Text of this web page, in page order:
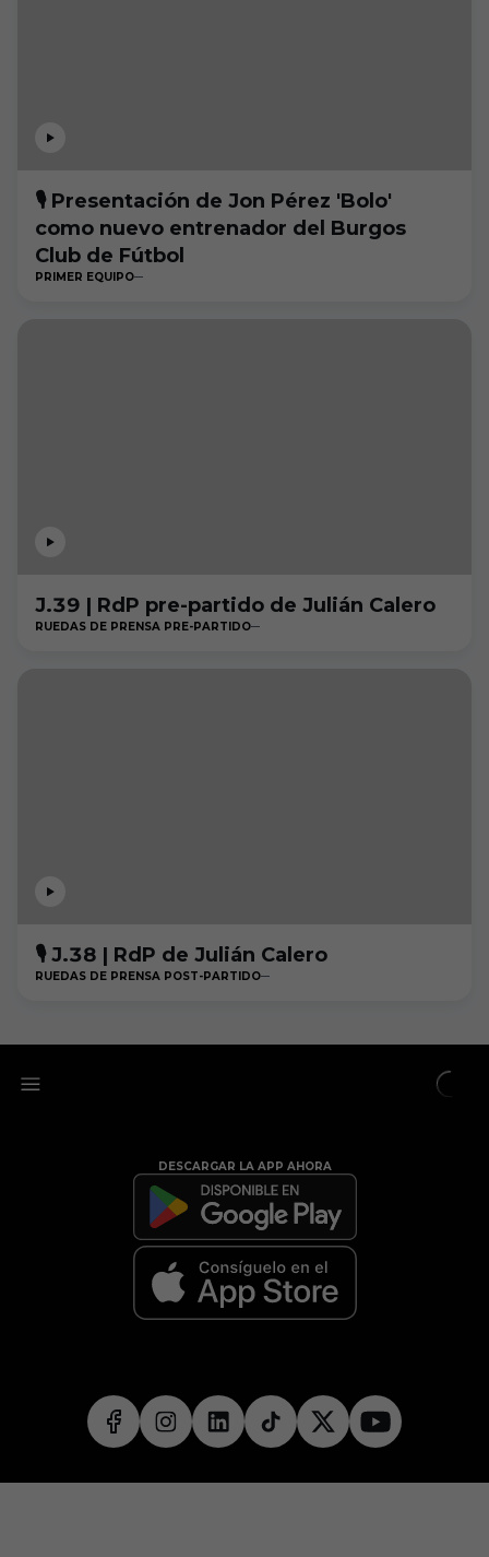
🎙️ Presentación de Jon Pérez 'Bolo'
como nuevo entrenador del Burgos
Club de Fútbol
PRIMER EQUIPO
J.39 | RdP pre-partido de Julián Calero
RUEDAS DE PRENSA PRE-PARTIDO
🎙 J.38 | RdP de Julián Calero
RUEDAS DE PRENSA POST-PARTIDO
DESCARGAR LA APP AHORA